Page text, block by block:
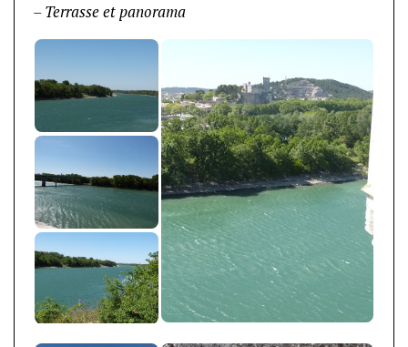
– Terrasse et panorama